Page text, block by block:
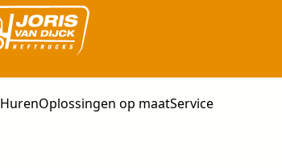
HurenOplossingen op maatService